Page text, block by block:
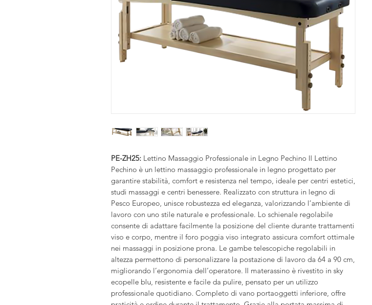
PE-ZH25: Lettino Massaggio Professionale in Legno Pechino Il Lettino
Pechino è un lettino massaggio professionale in legno progettato per
garantire stabilità, comfort e resistenza nel tempo, ideale per centri estetici,
studi massaggi e centri benessere. Realizzato con struttura in legno di
Pesco Europeo, unisce robustezza ed eleganza, valorizzando l’ambiente di
lavoro con uno stile naturale e professionale. Lo schienale regolabile
consente di adattare facilmente la posizione del cliente durante trattamenti
viso e corpo, mentre il foro poggia viso integrato assicura comfort ottimale
nei massaggi in posizione prona. Le gambe telescopiche regolabili in
altezza permettono di personalizzare la postazione di lavoro da 64 a 90 cm,
migliorando l’ergonomia dell’operatore. Il materassino è rivestito in sky
ecopelle blu, resistente e facile da pulire, pensato per un utilizzo
professionale quotidiano. Completo di vano portaoggetti inferiore, offre